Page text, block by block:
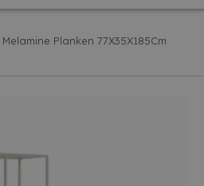
Planken 77X35X185Cm